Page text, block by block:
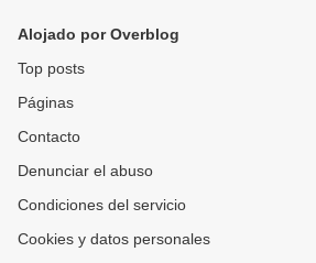
Alojado por Overblog
Top posts
Páginas
Contacto
Denunciar el abuso
Condiciones del servicio
Cookies y datos personales